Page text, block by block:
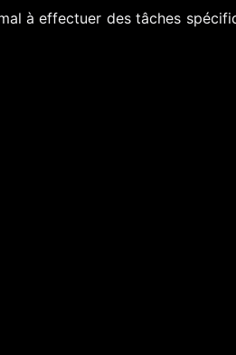
à effectuer des tâches